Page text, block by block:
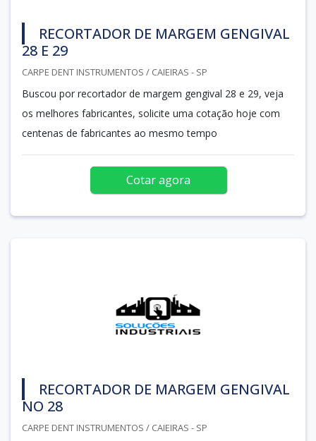
RECORTADOR DE MARGEM GENGIVAL
28 E 29
CARPE DENT INSTRUMENTOS / CAIEIRAS - SP
Buscou por recortador de margem gengival 28 e 29, veja
os melhores fabricantes, solicite uma cotação hoje com
centenas de fabricantes ao mesmo tempo
Cotar agora
RECORTADOR DE MARGEM GENGIVAL
NO 28
CARPE DENT INSTRUMENTOS / CAIEIRAS - SP